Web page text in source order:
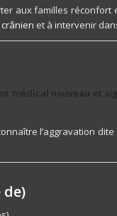
aux familles réconfort
et à intervenir
médical nouveau et
l’aggravation